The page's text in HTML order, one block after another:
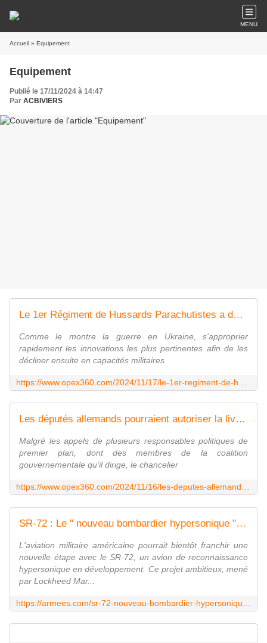
MENU
Accueil » Equipement
Equipement
Publié le 17/11/2024 à 14:47
Par ACBIVIERS
Le 1er Régiment de Hussards Parachutistes a développé une munition antichar téléopérée de courte portée - Zone Militaire
Comme le montre la guerre en Ukraine, s'approprier
rapidement les innovations les plus pertinentes afin de les
décliner ensuite en capacités militaires
Les députés allemands pourraient autoriser la livraison de missiles Taurus à Kiev avant les prochaines élections - Zone Militaire
Malgré les appels de plusieurs responsables politiques de
premier plan, dont des membres de la coalition
gouvernementale qu'il dirige, le chancelier
SR-72 : Le " nouveau bombardier hypersonique " de l'US Air Force pourrait devenir une réalité
L'aviation militaire américaine pourrait bientôt franchir une
nouvelle étape avec le SR-72, un avion de reconnaissance
hypersonique en développement. Ce projet ambitieux, mené
par Lockheed Mar...